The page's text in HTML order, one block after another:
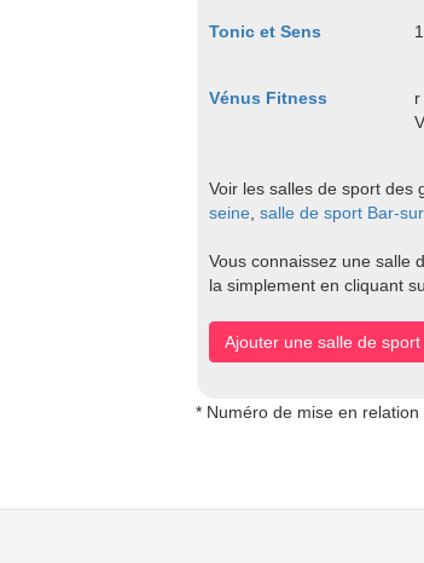
Tonic et Sens
Vénus Fitness
Voir les salles de sport des
seine salle de sport Bar-
Vous connaissez une salle
la simplement en cliquant
Ajouter une salle de
* Numéro de mise en